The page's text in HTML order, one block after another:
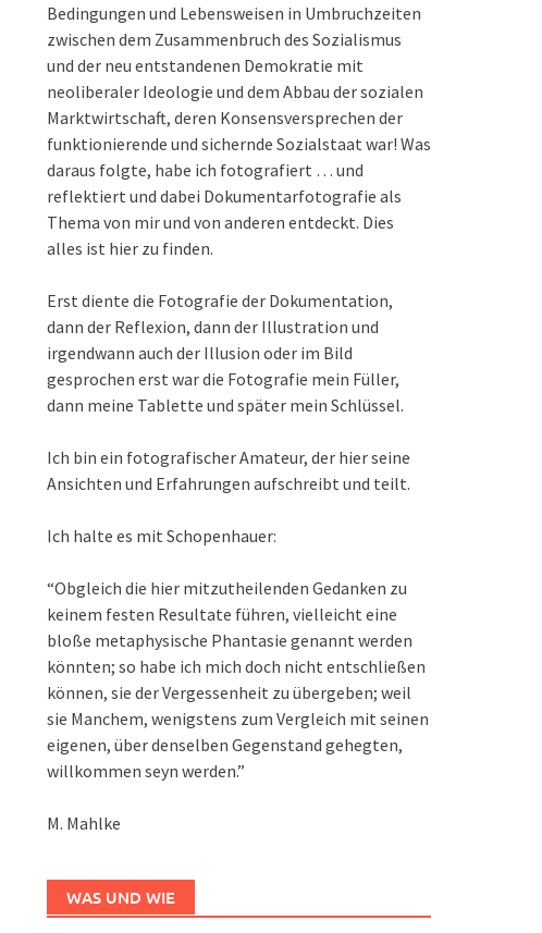
Bedingungen und Lebensweisen in Umbruchzeiten
zwischen dem Zusammenbruch des Sozialismus
und der neu entstandenen Demokratie mit
neoliberaler Ideologie und dem Abbau der sozialen
Marktwirtschaft, deren Konsensversprechen der
funktionierende und sichernde Sozialstaat war! Was
daraus folgte, habe ich fotografiert … und
reflektiert und dabei Dokumentarfotografie als
Thema von mir und von anderen entdeckt. Dies
alles ist hier zu finden.
Erst diente die Fotografie der Dokumentation,
dann der Reflexion, dann der Illustration und
irgendwann auch der Illusion oder im Bild
gesprochen erst war die Fotografie mein Füller,
dann meine Tablette und später mein Schlüssel.
Ich bin ein fotografischer Amateur, der hier seine
Ansichten und Erfahrungen aufschreibt und teilt.
Ich halte es mit Schopenhauer:
“Obgleich die hier mitzutheilenden Gedanken zu
keinem festen Resultate führen, vielleicht eine
bloße metaphysische Phantasie genannt werden
könnten; so habe ich mich doch nicht entschließen
können, sie der Vergessenheit zu übergeben; weil
sie Manchem, wenigstens zum Vergleich mit seinen
eigenen, über denselben Gegenstand gehegten,
willkommen seyn werden.”
M. Mahlke
WAS UND WIE